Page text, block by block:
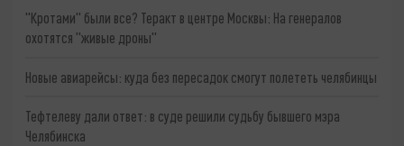
"Кротами" были все? Теракт в центре Москвы: На генералов
охотятся "живые дроны"
Новые авиарейсы: куда без пересадок смогут полететь челябинцы
Тефтелеву дали ответ: в суде решили судьбу бывшего мэра
Челябинска